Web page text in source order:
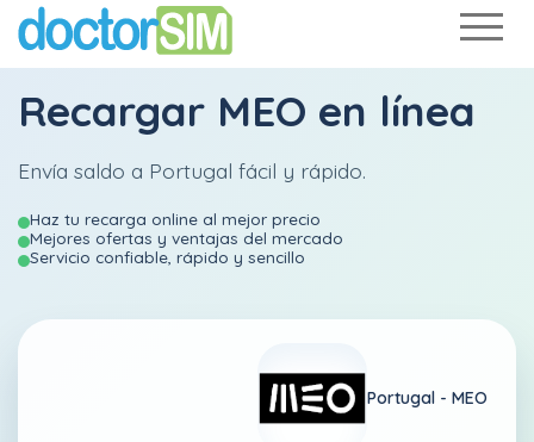
Recargar MEO en línea
Envía saldo a Portugal fácil y rápido.
Haz tu recarga online al mejor precio
Mejores ofertas y ventajas del mercado
Servicio confiable, rápido y sencillo
Portugal - MEO